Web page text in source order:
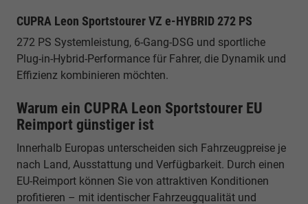
CUPRA Leon Sportstourer VZ e-HYBRID 272 PS
272 PS Systemleistung, 6-Gang-DSG und sportliche
Plug-in-Hybrid-Performance für Fahrer, die Dynamik und
Effizienz kombinieren möchten.
Warum ein CUPRA Leon Sportstourer EU
Reimport günstiger ist
Innerhalb Europas unterscheiden sich Fahrzeugpreise je
nach Land, Ausstattung und Verfügbarkeit. Durch einen
EU-Reimport können Sie von attraktiven Konditionen
profitieren – mit identischer Fahrzeugqualität und